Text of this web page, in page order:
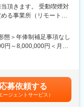
きます：製品研修、ス
ーケティングなど多角
を育成する研修制度を
、医薬品の臨床開発～
ほぼすべての医薬品に
業も叶う環境です。
情報を提供、副作用情
頂きます。 受動喫煙対
る事業所（リモートワ
態＞年俸制補足事項なし
円～8,000,000円＜月額
までも目安の金額であ
す。月給(月額)は固定手
応募依頼する
ージェントサービス）